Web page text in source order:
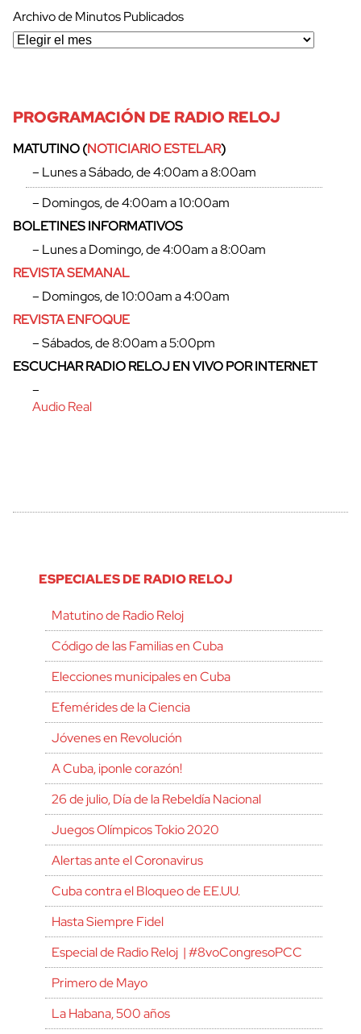
Archivo de Minutos Publicados
PROGRAMACIÓN DE RADIO RELOJ
MATUTINO (NOTICIARIO ESTELAR)
– Lunes a Sábado, de 4:00am a 8:00am
– Domingos, de 4:00am a 10:00am
BOLETINES INFORMATIVOS
– Lunes a Domingo, de 4:00am a 8:00am
REVISTA SEMANAL
– Domingos, de 10:00am a 4:00am
REVISTA ENFOQUE
– Sábados, de 8:00am a 5:00pm
ESCUCHAR RADIO RELOJ EN VIVO POR INTERNET
–
Audio Real
ESPECIALES DE RADIO RELOJ
Matutino de Radio Reloj
Código de las Familias en Cuba
Elecciones municipales en Cuba
Efemérides de la Ciencia
Jóvenes en Revolución
A Cuba, ¡ponle corazón!
26 de julio, Día de la Rebeldía Nacional
Juegos Olímpicos Tokio 2020
Alertas ante el Coronavirus
Cuba contra el Bloqueo de EE.UU.
Hasta Siempre Fidel
Especial de Radio Reloj | #8voCongresoPCC
Primero de Mayo
La Habana, 500 años